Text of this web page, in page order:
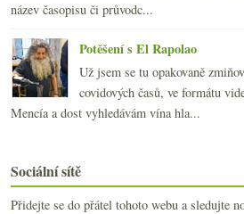
název časopisu či průvodc...
Potěšení s El Rapolao
Už jsem se tu opakovaně
covidových časů, ve formátu
Mencía a dost vyhledávám vína hla...
Sociální sítě
Přidejte se do přátel tohoto webu a sledujte